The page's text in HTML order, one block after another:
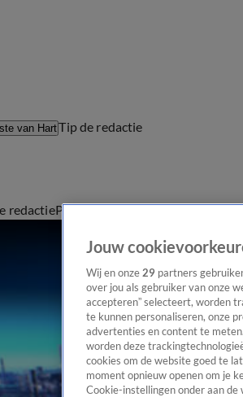
van HartTip de redactie
redactiePanelVideo's
Jouw
Wij en onze 29 partners
over jou als gebruiker van onze
accepteren” selecteert, worden
te kunnen personaliseren, onze
advertenties en content te
worden deze
cookies om de website goed te
moment opnieuw openen om je
Cookie-instellingen onder aan